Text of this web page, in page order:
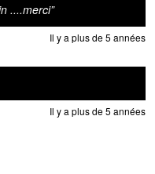
....merci”
Il y a plus de 5 années
Il y a plus de 5 années